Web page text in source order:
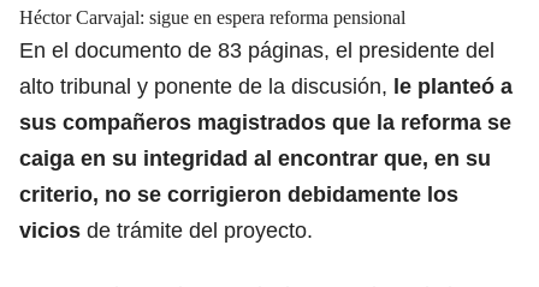
Héctor Carvajal: sigue en espera reforma pensional
En el documento de 83 páginas, el presidente del
alto tribunal y ponente de la discusión, le planteó a
sus compañeros magistrados que la reforma se
caiga en su integridad al encontrar que, en su
criterio, no se corrigieron debidamente los
vicios de trámite del proyecto.